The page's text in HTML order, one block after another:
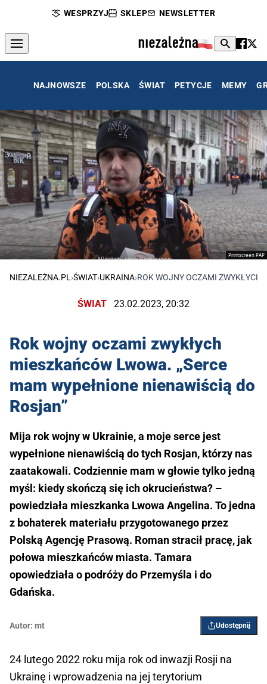
WESPRZYJ SKLEP NEWSLETTER
NAJNOWSZE POLSKA ŚWIAT PETYCJE MEMY
Printscreen PAP
NIEZALEŻNA.PL ›ŚWIAT›UKRAINA›ROK WOJNY OCZAMI ZWYKŁYCH
ŚWIAT 23.02.2023, 20:32
Rok wojny oczami zwykłych
mieszkańców Lwowa. „Serce
mam wypełnione nienawiścią do
Rosjan”
Mija rok wojny w Ukrainie, a moje serce jest
wypełnione nienawiścią do tych Rosjan, którzy nas
zaatakowali. Codziennie mam w głowie tylko jedną
myśl: kiedy skończą się ich okrucieństwa? –
powiedziała mieszkanka Lwowa Angelina. To jedna
z bohaterek materiału przygotowanego przez
Polską Agencję Prasową. Roman stracił pracę, jak
połowa mieszkańców miasta. Tamara
opowiedziała o podróży do Przemyśla i do
Gdańska.
Autor: mt Udostępnij
24 lutego 2022 roku mija rok od inwazji Rosji na
Ukrainę i wprowadzenia na jej terytorium